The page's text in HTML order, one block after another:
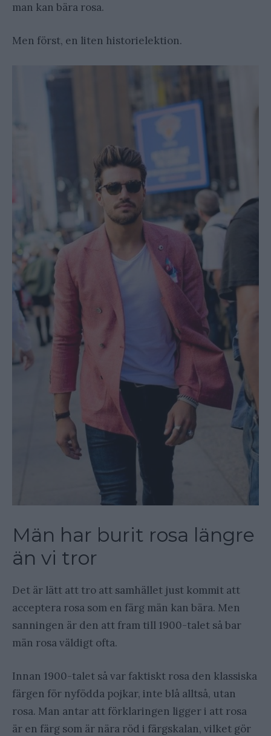
man kan bära rosa.
Men först, en liten historielektion.
Män har burit rosa längre
än vi tror
Det är lätt att tro att samhället just kommit att
acceptera rosa som en färg män kan bära. Men
sanningen är den att fram till 1900-talet så bar
män rosa väldigt ofta.
Innan 1900-talet så var faktiskt rosa den klassiska
färgen för nyfödda pojkar, inte blå alltså, utan
rosa. Man antar att förklaringen ligger i att rosa
är en färg som är nära röd i färgskalan, vilket gör